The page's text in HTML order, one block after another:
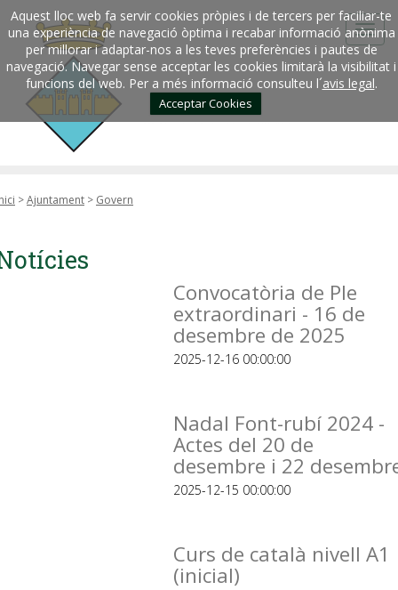
Aquest lloc web fa servir cookies pròpies i de tercers per faciliar-te
una experiència de navegació òptima i recabar informació anònima
per millorar i adaptar-nos a les teves preferències i pautes de
navegació. Navegar sense acceptar les cookies limitarà la visibilitat i
funcions del web. Per a més informació consulteu l´avis legal.
Acceptar Cookies
>Ajuntament > Govern
Convocatòria de Ple
extraordinari - 16 de
desembre de 2025
2025-12-16 00:00:00
Nadal Font-rubí 2024 -
Actes del 20 de
desembre i 22
2025-12-15 00:00:00
Curs de català nivell A1
(inicial)